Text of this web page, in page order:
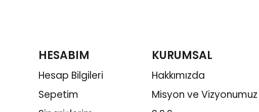
HESABIM
Hesap Bilgileri
Sepetim
KURUMSAL
Hakkımızda
Misyon ve Vizyonumuz